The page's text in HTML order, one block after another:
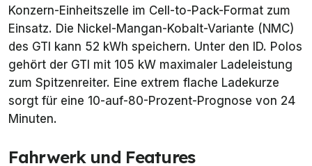
Konzern-Einheitszelle im Cell-to-Pack-Format zum
Einsatz. Die Nickel-Mangan-Kobalt-Variante (NMC)
des GTI kann 52 kWh speichern. Unter den ID. Polos
gehört der GTI mit 105 kW maximaler Ladeleistung
zum Spitzenreiter. Eine extrem flache Ladekurze
sorgt für eine 10-auf-80-Prozent-Prognose von 24
Minuten.
Fahrwerk und Features